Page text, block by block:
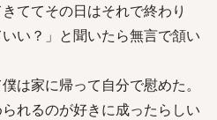
ててその日はそれで終わり
い？」と聞いたら無言で頷い
は家に帰って自分で慰めた。
れるのが好きに成ったらしい